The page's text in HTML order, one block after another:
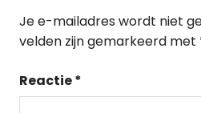
Je e-mailadres wordt niet
velden zijn gemarkeerd met
Reactie*